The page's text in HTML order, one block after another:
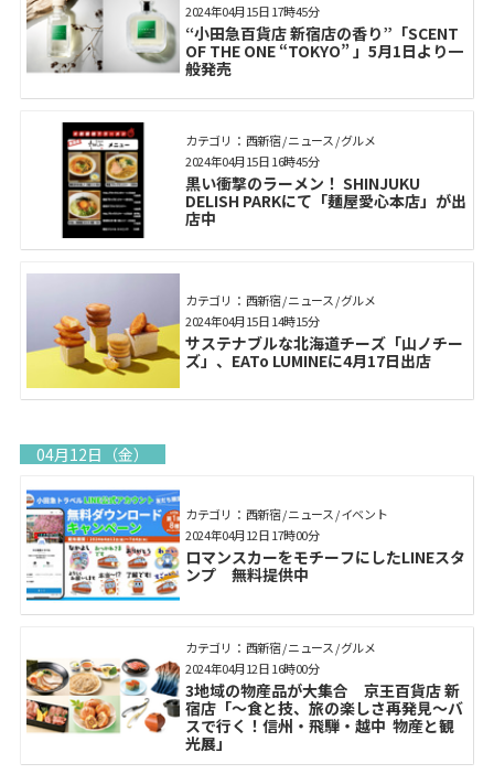
“小田急百貨店 新宿店の香り”「SCENT
OF THE ONE “TOKYO” 」5月1日より一
般発売
2024年04月15日 17時45分
カテゴリ： 西新宿 / ニュース / グルメ
黒い衝撃のラーメン！ SHINJUKU
DELISH PARKにて「麺屋愛心本店」が出
店中
2024年04月15日 16時45分
カテゴリ： 西新宿 / ニュース / グルメ
サステナブルな北海道チーズ「山ノチー
ズ」、EATo LUMINEに4月17日出店
2024年04月15日 14時15分
04月12日（金）
カテゴリ： 西新宿 / ニュース / イベント
ロマンスカーをモチーフにしたLINEスタ
ンプ 無料提供中
2024年04月12日 17時00分
カテゴリ： 西新宿 / ニュース / グルメ
3地域の物産品が大集合 京王百貨店 新
宿店「～食と技、旅の楽しさ再発見～バ
スで行く！信州・飛騨・越中 物産と観
光展」
2024年04月12日 16時00分